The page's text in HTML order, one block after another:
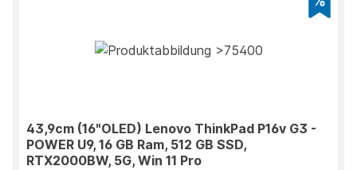
43,9cm (16"OLED) Lenovo ThinkPad P16v G3 -
POWER U9, 16 GB Ram, 512 GB SSD,
RTX2000BW, 5G, Win 11 Pro